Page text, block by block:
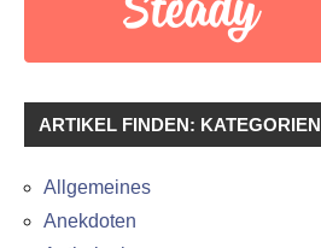
ARTIKEL FINDEN: KATEGORIEN
Allgemeines
Anekdoten